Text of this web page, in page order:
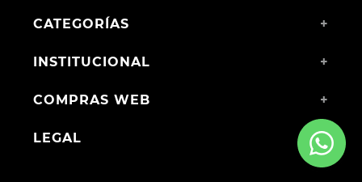
CATEGORÍAS +
INSTITUCIONAL +
COMPRAS WEB +
LEGAL +